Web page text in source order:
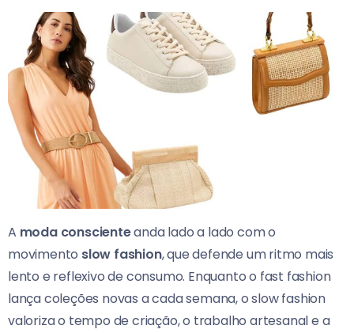
A moda conscienteanda lado a lado com o
movimento slow fashion, que defende um ritmo mais
lento e reflexivo de consumo. Enquanto o fast fashion
lança coleções novas a cada semana, o slow fashion
valoriza o tempo de criação, o trabalho artesanal e a